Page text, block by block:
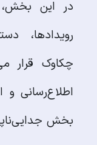
در این
رویدادها،
چکاوک قرار
اطلاع‌رسانی و
بخش